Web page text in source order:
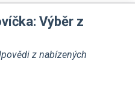
Výběr z
z nabízených